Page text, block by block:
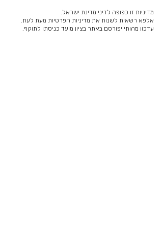
מדיניות זו כפופה לדיני מדינת ישראל.
אלפא רשאית לשנות את מדיניות הפרטיות מעת לעת.
עדכון מהותי יפורסם באתר בציון מועד כניסתו לתוקף.